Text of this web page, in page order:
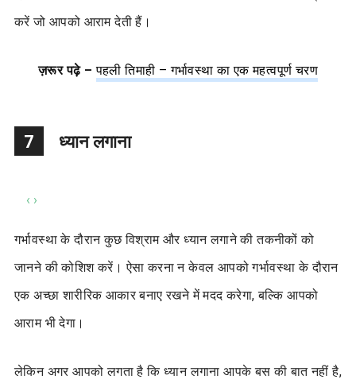
करें जो आपको आराम देती हैं।
ज़रूर पढ़े –पहली तिमाही – गर्भावस्था का एक महत्वपूर्ण चरण
7 ध्यान लगाना
‹ ›
गर्भावस्था के दौरान कुछ विश्राम और ध्यान लगाने की तकनीकों को
जानने की कोशिश करें। ऐसा करना न केवल आपको गर्भावस्था के दौरान
एक अच्छा शारीरिक आकार बनाए रखने में मदद करेगा, बल्कि आपको
आराम भी देगा।
लेकिन अगर आपको लगता है कि ध्यान लगाना आपके बस की बात नहीं है,